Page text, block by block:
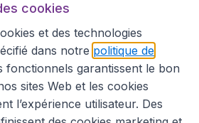
cookies
et des technologies
dans notre politique de
fonctionnels garantissent le bon
sites Web et les cookies
l’expérience utilisateur. Des